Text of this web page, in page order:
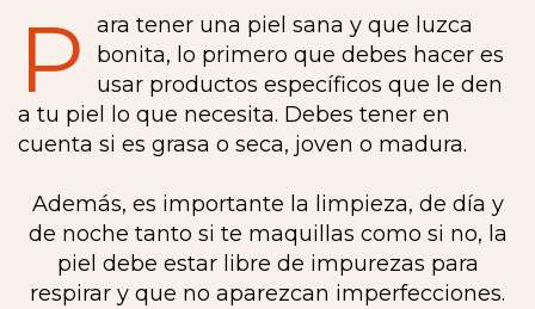
P
ara tener una piel sana y que luzca
bonita, lo primero que debes hacer es
usar productos específicos que le den
a tu piel lo que necesita. Debes tener en
cuenta si es grasa o seca, joven o madura.
Además, es importante la limpieza, de día y
de noche tanto si te maquillas como si no, la
piel debe estar libre de impurezas para
respirar y que no aparezcan imperfecciones.